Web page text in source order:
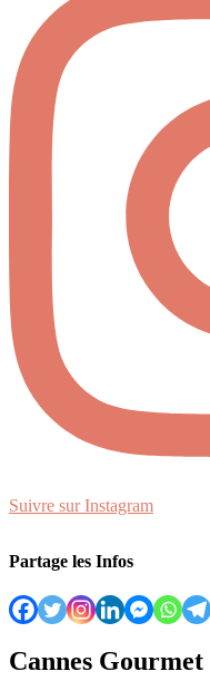
Suivre sur Instagram
Partage les Infos
Cannes Gourmet